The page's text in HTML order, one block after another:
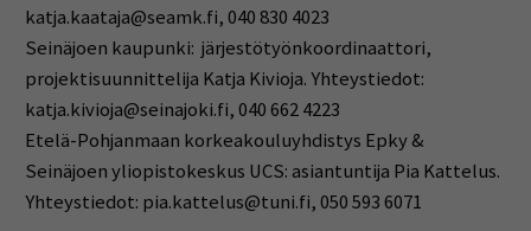
katja.kaataja@seamk.fi, 040 830 4023
Seinäjoen kaupunki: järjestötyönkoordinaattori,
projektisuunnittelija Katja Kivioja. Yhteystiedot:
katja.kivioja@seinajoki.fi, 040 662 4223
Etelä-Pohjanmaan korkeakouluyhdistys Epky &
Seinäjoen yliopistokeskus UCS: asiantuntija Pia Kattelus.
Yhteystiedot: pia.kattelus@tuni.fi, 050 593 6071